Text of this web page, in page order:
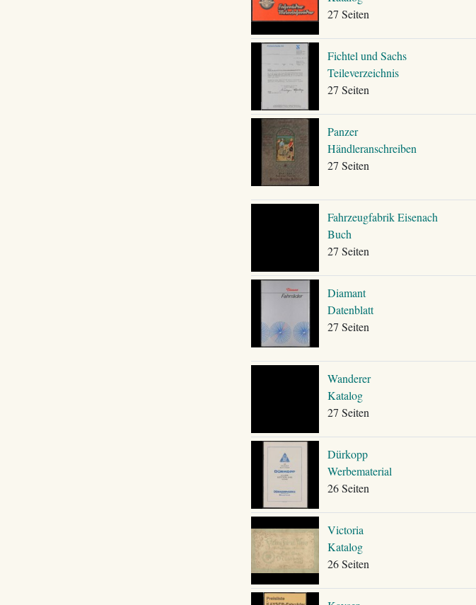
27 Seiten
Fichtel und Sachs
Teileverzeichnis
27 Seiten
Panzer
Händleranschreiben
27 Seiten
Fahrzeugfabrik Eisenach
Buch
27 Seiten
Diamant
Datenblatt
27 Seiten
Wanderer
Katalog
27 Seiten
Dürkopp
Werbematerial
26 Seiten
Victoria
Katalog
26 Seiten